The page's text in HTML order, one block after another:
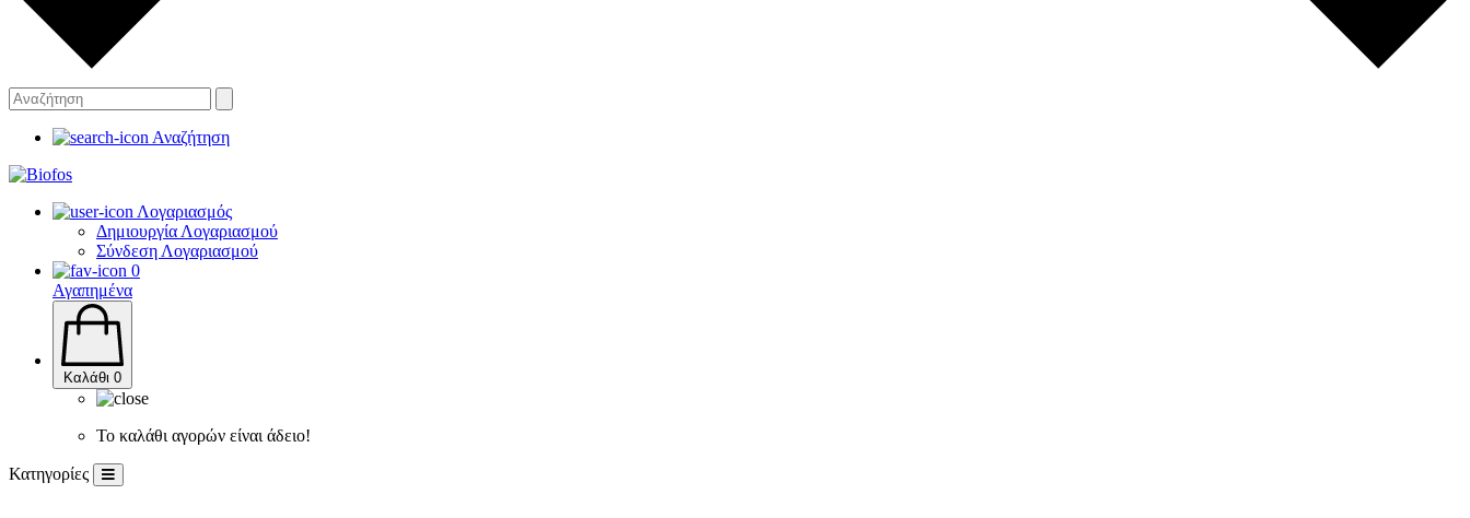
Αναζήτηση
Λογαριασμός
Δημιουργία Λογαριασμού
Σύνδεση Λογαριασμού
0
Αγαπημένα
Καλάθι 0
Το καλάθι αγορών είναι άδειο!
Κατηγορίες